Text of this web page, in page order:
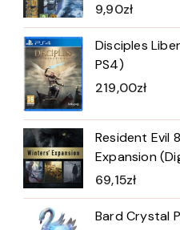
9,90zł
Disciples
PS4)
219,00zł
Resident Evil
Expansion
69,15zł
Bard Crystal